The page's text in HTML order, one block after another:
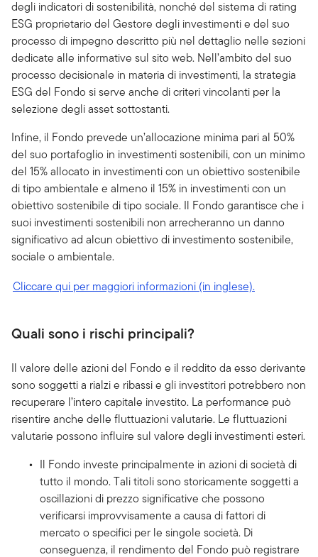
degli indicatori di sostenibilità, nonché del sistema di rating
ESG proprietario del Gestore degli investimenti e del suo
processo di impegno descritto più nel dettaglio nelle sezioni
dedicate alle informative sul sito web. Nell’ambito del suo
processo decisionale in materia di investimenti, la strategia
ESG del Fondo si serve anche di criteri vincolanti per la
selezione degli asset sottostanti.
Infine, il Fondo prevede un’allocazione minima pari al 50%
del suo portafoglio in investimenti sostenibili, con un minimo
del 15% allocato in investimenti con un obiettivo sostenibile
di tipo ambientale e almeno il 15% in investimenti con un
obiettivo sostenibile di tipo sociale. Il Fondo garantisce che i
suoi investimenti sostenibili non arrecheranno un danno
significativo ad alcun obiettivo di investimento sostenibile,
sociale o ambientale.
Cliccare qui per maggiori informazioni (in inglese).
Quali sono i rischi principali?
Il valore delle azioni del Fondo e il reddito da esso derivante
sono soggetti a rialzi e ribassi e gli investitori potrebbero non
recuperare l’intero capitale investito. La performance può
risentire anche delle fluttuazioni valutarie. Le fluttuazioni
valutarie possono influire sul valore degli investimenti esteri.
Il Fondo investe principalmente in azioni di società di
tutto il mondo. Tali titoli sono storicamente soggetti a
oscillazioni di prezzo significative che possono
verificarsi improvvisamente a causa di fattori di
mercato o specifici per le singole società. Di
conseguenza, il rendimento del Fondo può registrare